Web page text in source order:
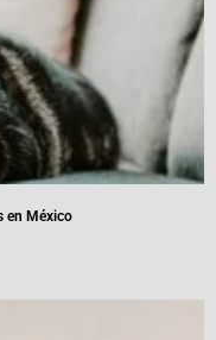
en México